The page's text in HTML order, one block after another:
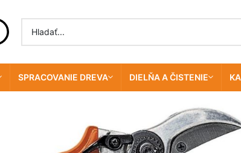
SPRACOVANIE DREVA DIELŇA A ČISTENIE